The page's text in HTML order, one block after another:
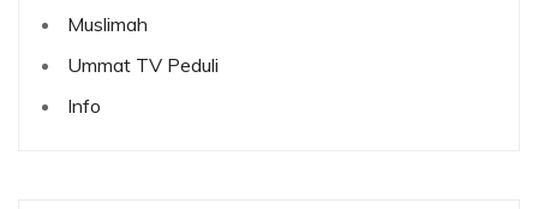
Muslimah
Ummat TV Peduli
Info